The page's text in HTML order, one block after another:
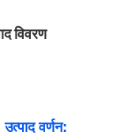
विवरण
उत्पाद वर्णन: